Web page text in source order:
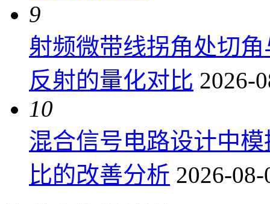
9
射频微带线拐角处切
反射的量化对比 2026-
10
混合信号电路设计中
比的改善分析 2026-